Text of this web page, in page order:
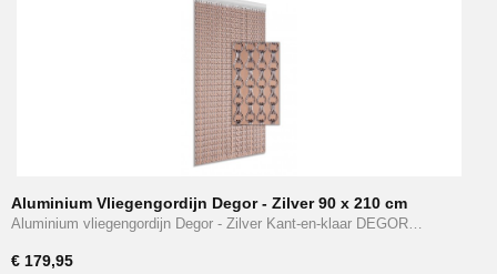
Aluminium Vliegengordijn Degor - Zilver 90 x 210 cm
Aluminium vliegengordijn Degor - Zilver Kant-en-klaar DEGOR…
€ 179,95